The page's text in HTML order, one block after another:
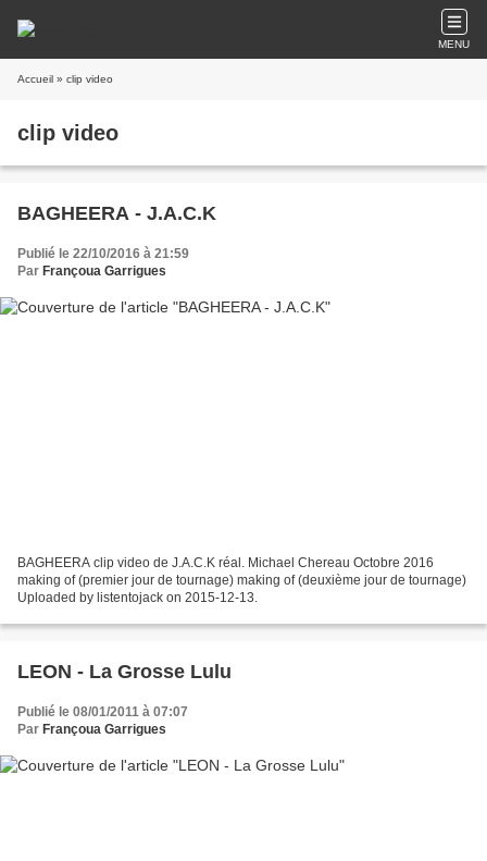
MENU
Accueil » clip video
clip video
BAGHEERA - J.A.C.K
Publié le 22/10/2016 à 21:59
Par Françoua Garrigues
BAGHEERA clip video de J.A.C.K réal. Michael Chereau Octobre 2016
making of (premier jour de tournage) making of (deuxième jour de tournage)
Uploaded by listentojack on 2015-12-13.
LEON - La Grosse Lulu
Publié le 08/01/2011 à 07:07
Par Françoua Garrigues